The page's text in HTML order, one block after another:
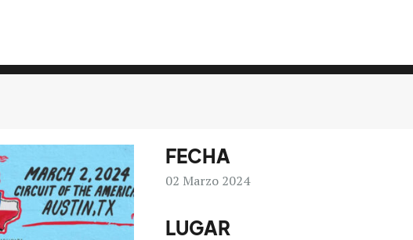
FECHA
02 Marzo 2024
LUGAR